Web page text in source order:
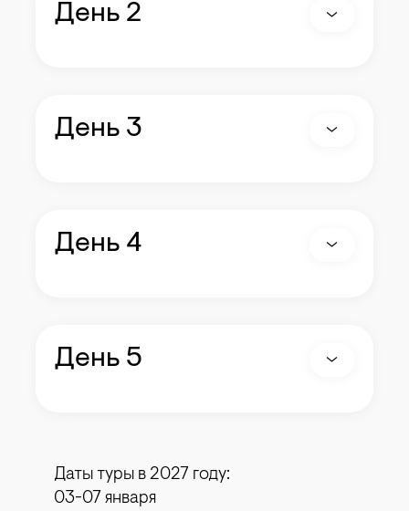
День 2
День 3
День 4
День 5
Даты туры в 2027 году:
03-07 января